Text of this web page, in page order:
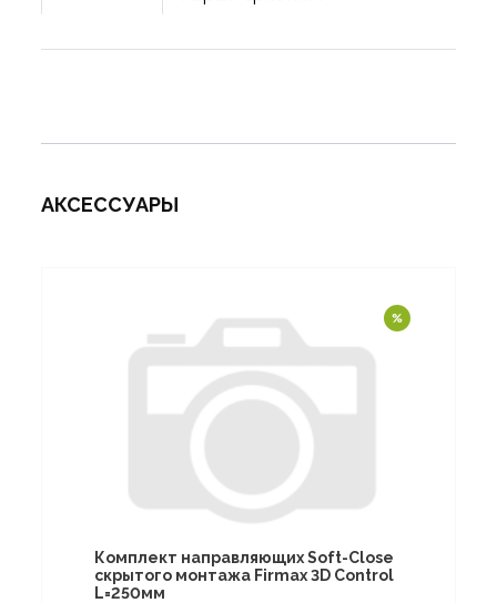
АКСЕССУАРЫ
Комплект направляющих Soft-Close
скрытого монтажа Firmax 3D Control
L=250мм